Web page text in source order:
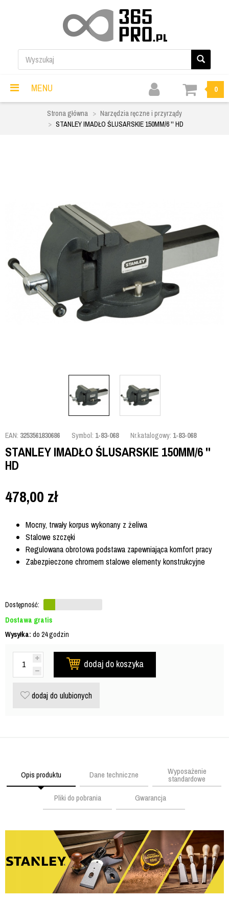
MENU 0
Strona główna
Narzędzia ręczne i przyrządy
STANLEY IMADŁO ŚLUSARSKIE 150MM/6 '' HD
EAN: 3253561830686 Symbol: 1-83-068 Nr.katalogowy: 1-83-068
STANLEY IMADŁO ŚLUSARSKIE 150MM/6 ''
HD
478,00 zł
Mocny, trwały korpus wykonany z żeliwa
Stalowe szczęki
Regulowana obrotowa podstawa zapewniająca komfort pracy
Zabezpieczone chromem stalowe elementy konstrukcyjne
Dostępność:
Dostawa gratis
Wysyłka: do 24 godzin
dodaj do koszyka
dodaj do ulubionych
Opis produktu Dane techniczne Wyposażenie
standardowe
Pliki do pobrania
Gwarancja